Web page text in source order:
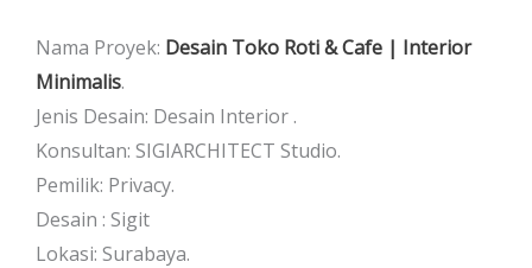
Nama Proyek: Desain Toko Roti & Cafe | Interior
Minimalis.
Jenis Desain: Desain Interior .
Konsultan: SIGIARCHITECT Studio.
Pemilik: Privacy.
Desain : Sigit
Lokasi: Surabaya.